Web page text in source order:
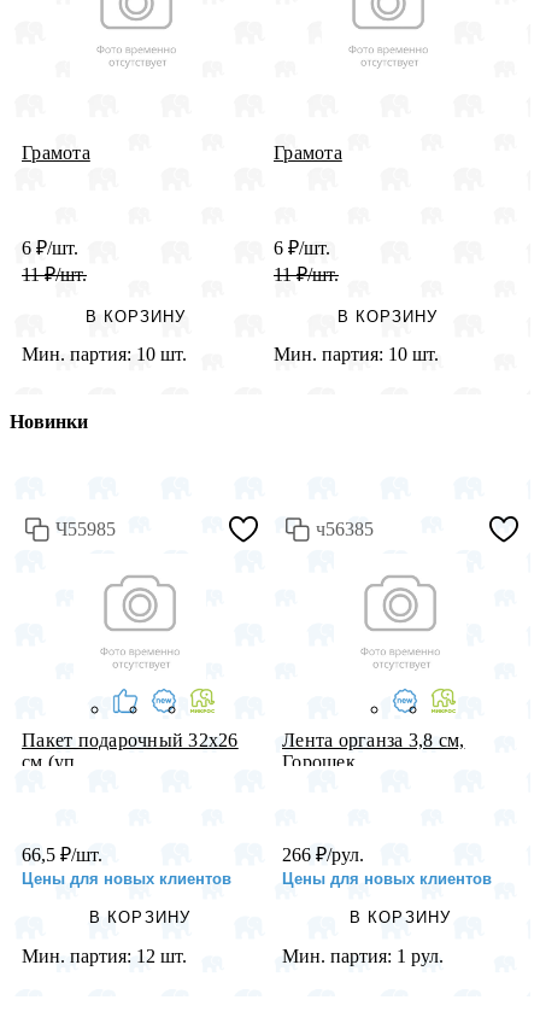
Грамота
6 ₽/шт.
11₽/шт.
В КОРЗИНУ
Мин. партия: 10 шт.
Грамота
6 ₽/шт.
11₽/шт.
В КОРЗИНУ
Мин. партия: 10 шт.
Новинки
Ч55985
Пакет подарочный 32х26
см (уп....
66,5 ₽/шт.
Цены для новых клиентов
В КОРЗИНУ
Мин. партия: 12 шт.
ч56385
Лента органза 3,8 см,
Горошек...
266 ₽/рул.
Цены для новых клиентов
В КОРЗИНУ
Мин. партия: 1 рул.